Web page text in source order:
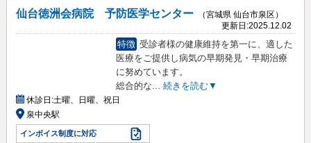
仙台徳洲会病院 予防医学センター
（宮城県 仙台市泉区）
更新日:2025.12.02
特徴 受診者様の健康維持を第一に、適した
医療をご提供し病気の早期発見・早期治療
に努めています。
総合的な
続きを読む▼
休診日:土曜、日曜、祝日
泉中央駅
インボイス制度に対応